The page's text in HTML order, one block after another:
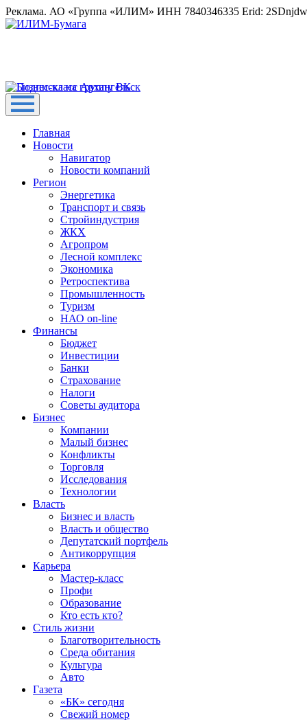
Реклама. АО «Группа «ИЛИМ» ИНН 7840346335 Erid:
Главная
Новости
Навигатор
Новости компаний
Регион
Энергетика
Транспорт и связь
Стройиндустрия
ЖКХ
Агропром
Лесной комплекс
Экономика
Ретроспектива
Промышленность
Туризм
НАО on-line
Финансы
Бюджет
Инвестиции
Банки
Страхование
Налоги
Советы аудитора
Бизнес
Компании
Малый бизнес
Конфликты
Торговля
Исследования
Технологии
Власть
Бизнес и власть
Власть и общество
Депутатский портфель
Антикоррупция
Карьера
Мастер-класс
Профи
Образование
Кто есть кто?
Стиль жизни
Благотворительность
Среда обитания
Культура
Авто
Газета
«БК» сегодня
Свежий номер